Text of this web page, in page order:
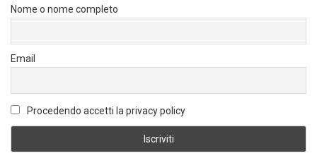
Nome o nome completo
Email
Procedendo accetti la privacy policy